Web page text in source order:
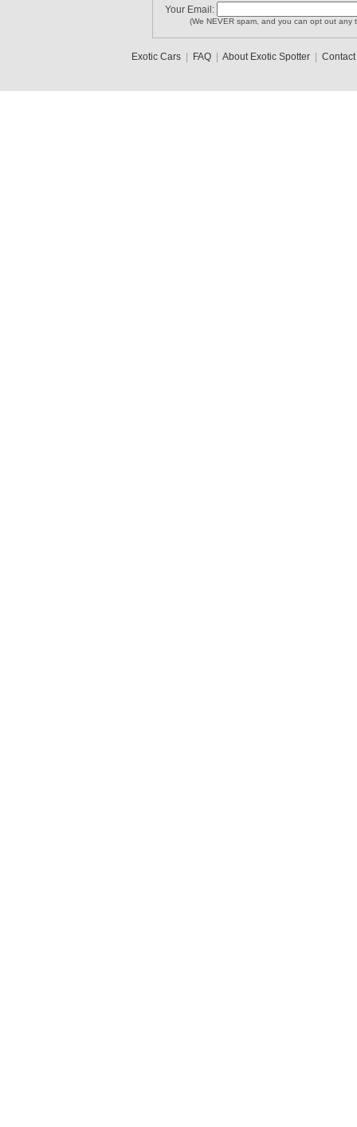
Your Email:
(We NEVER spam, and you can opt out any
Exotic Cars| FAQ| About Exotic Spotter| Contact